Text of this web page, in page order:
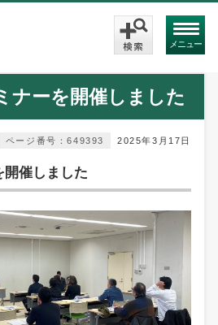
メニュー
ナーを開催しました
2025年3月17日
ページ番号：649393
催しました